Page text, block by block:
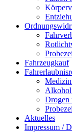
Fahrzeugkauf
Alkohol
Drogen
Aktuelles
Impressum /